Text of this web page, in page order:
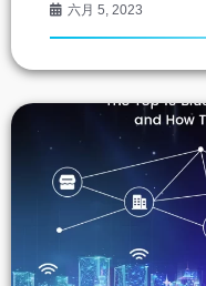
六月 5, 2023